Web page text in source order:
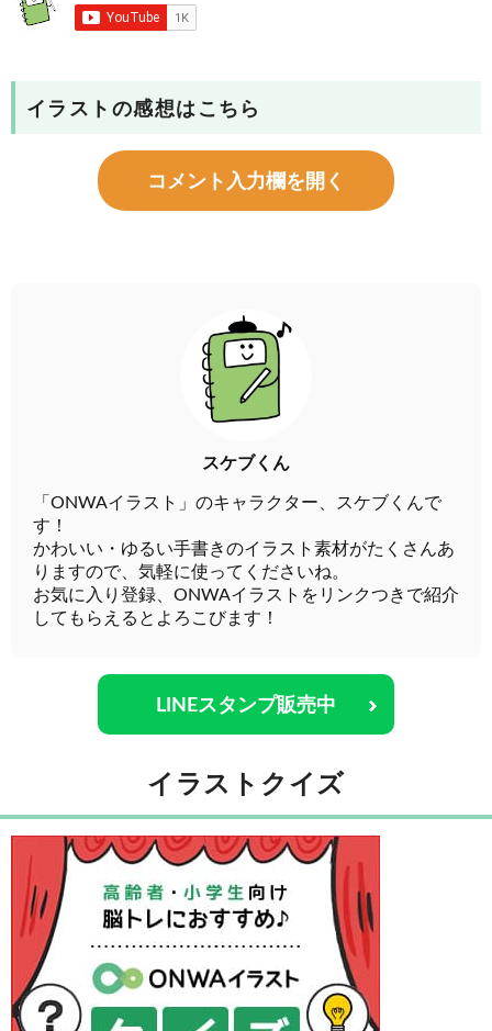
イラストの感想はこちら
コメント入力欄を開く
スケブくん
「ONWAイラスト」のキャラクター、スケブくんで
す！
かわいい・ゆるい手書きのイラスト素材がたくさんあ
りますので、気軽に使ってくださいね。
お気に入り登録、ONWAイラストをリンクつきで紹介
してもらえるとよろこびます！
LINEスタンプ販売中
イラストクイズ